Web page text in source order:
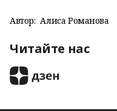
Автор: Алиса Романова
Читайте нас